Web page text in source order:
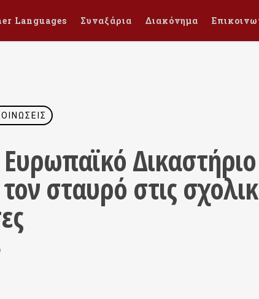
Languages Συναξάρια Διακόνημα
Δικαστήριο
σταυρό στις